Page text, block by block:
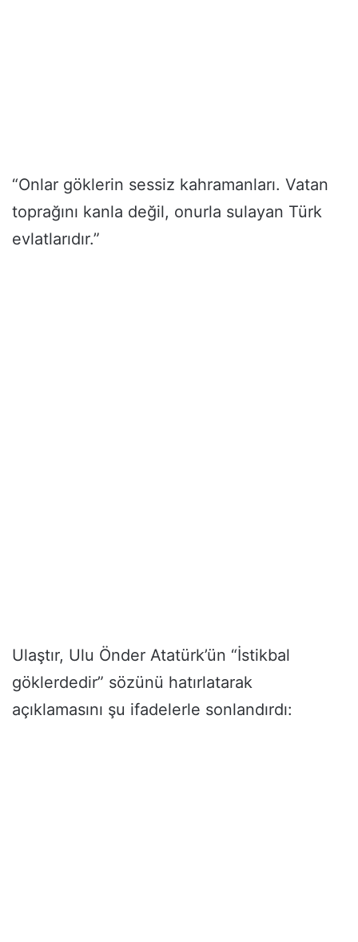
“Onlar göklerin sessiz kahramanları. Vatan
toprağını kanla değil, onurla sulayan Türk
evlatlarıdır.”
Ulaştır, Ulu Önder Atatürk’ün “İstikbal
göklerdedir” sözünü hatırlatarak
açıklamasını şu ifadelerle sonlandırdı: